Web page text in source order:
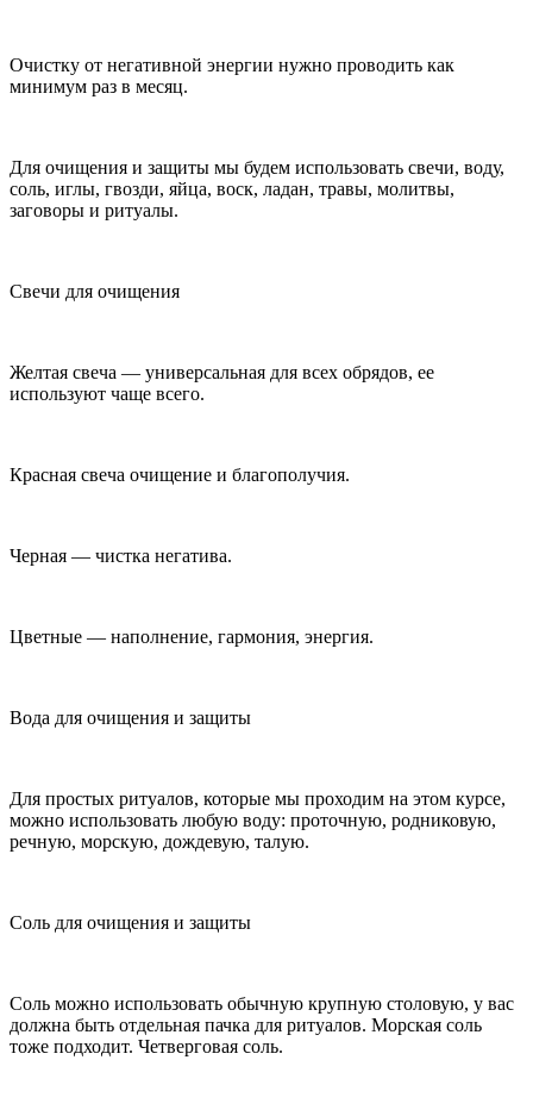
Очистку от негативной энергии нужно проводить как
минимум раз в месяц.
Для очищения и защиты мы будем использовать свечи, воду,
соль, иглы, гвозди, яйца, воск, ладан, травы, молитвы,
заговоры и ритуалы.
Свечи для очищения
Желтая свеча — универсальная для всех обрядов, ее
используют чаще всего.
Красная свеча очищение и благополучия.
Черная — чистка негатива.
Цветные — наполнение, гармония, энергия.
Вода для очищения и защиты
Для простых ритуалов, которые мы проходим на этом курсе,
можно использовать любую воду: проточную, родниковую,
речную, морскую, дождевую, талую.
Соль для очищения и защиты
Соль можно использовать обычную крупную столовую, у вас
должна быть отдельная пачка для ритуалов. Морская соль
тоже подходит. Четверговая соль.